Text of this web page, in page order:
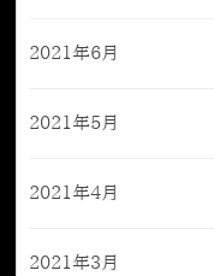
2021年6月
2021年5月
2021年4月
2021年3月